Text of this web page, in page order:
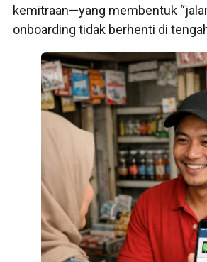
kemitraan—yang membentuk
onboarding tidak berhenti di